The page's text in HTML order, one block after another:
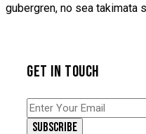
gubergren, no sea takimata
GET IN TOUCH